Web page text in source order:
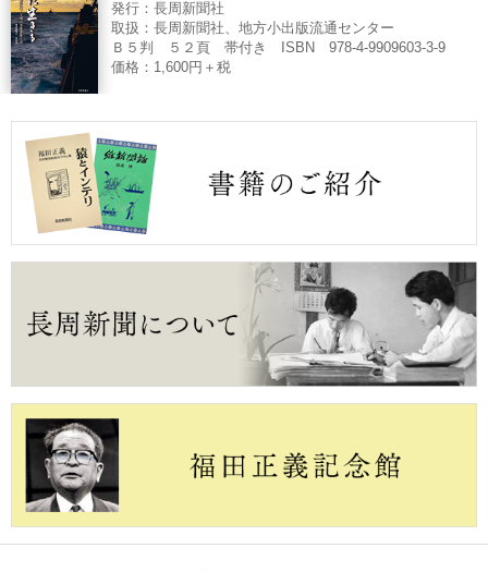
発行：長周新聞社
取扱：長周新聞社、地方小出版流通センター
Ｂ５判 ５２頁 帯付き ISBN 978-4-9909603-3-9
価格：1,600円＋税